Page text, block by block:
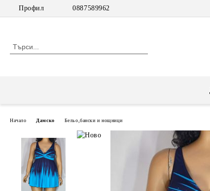
Профил 0887589962
Начало Дамско Бельо,бански и нощници